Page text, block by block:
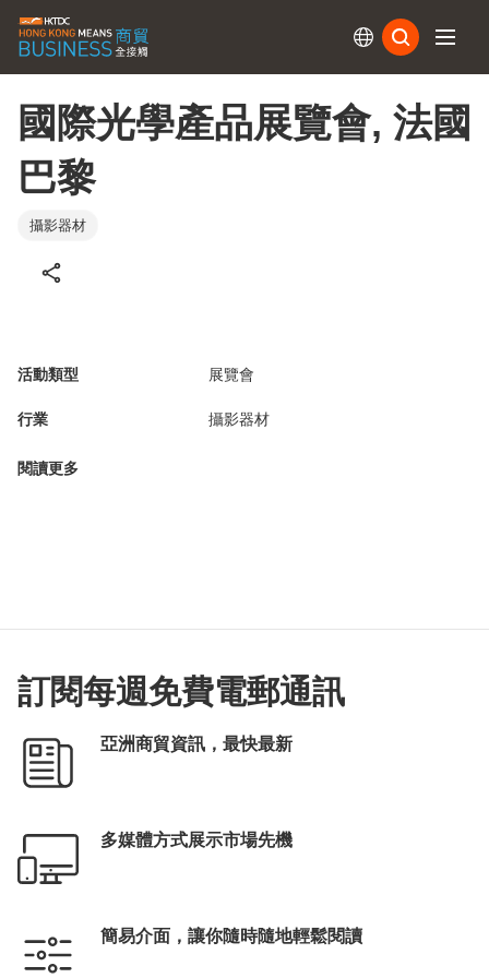
國際光學產品展覽會, 法國
巴黎
攝影器材
活動類型 展覽會
行業 攝影器材
閱讀更多
訂閱每週免費電郵通訊
亞洲商貿資訊，最快最新
多媒體方式展示市場先機
簡易介面，讓你隨時隨地輕鬆閱讀